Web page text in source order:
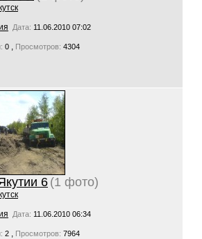
Дата: 11.06.2010 07:02
0 , Просмотров: 4304
6(1 фото)
Дата: 11.06.2010 06:34
2 , Просмотров: 7964